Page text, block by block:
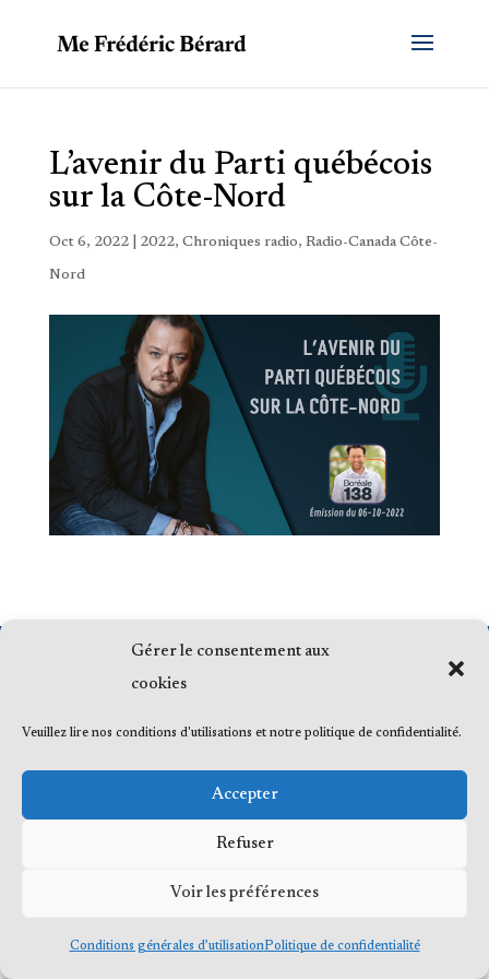
Gérer le consentement aux
cookies
Veuillez lire nos conditions d'utilisations et notre politique de confidentialité.
Accepter
Refuser
Voir les préférences
Conditions générales d’utilisationPolitique de confidentialité
L’avenir du Parti québécois
sur la Côte-Nord
Oct 6, 2022| 2022, Chroniques radio, Radio-Canada Côte-
Nord
© 2023 Me Frédéric Bérard, tous droits